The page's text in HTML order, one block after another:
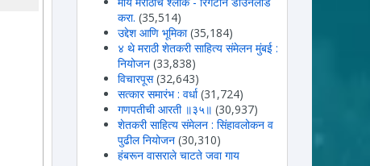
करा. (35,514)
उद्देश आणि भूमिका (35,184)
४ थे मराठी शेतकरी साहित्य संमेलन मुंबई :
नियोजन (33,838)
विचारपूस (32,643)
सत्कार समारंभ : वर्धा (31,724)
गणपतीची आरती ॥३५॥ (30,937)
शेतकरी साहित्य संमेलन : सिंहावलोकन व
पुढील नियोजन (30,310)
हंबरून वासराले चाटते जवा गाय